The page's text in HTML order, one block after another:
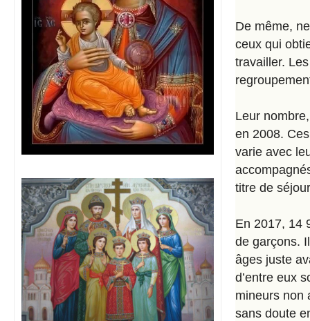
De même,
ceux qui
travailler.
Leur
en 2008.
varie avec
titre de
En 2017, 14
de garçons.
âges juste
d’entre eux
mineurs non
sans doute